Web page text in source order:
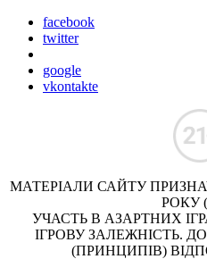
facebook
twitter
google
vkontakte
МАТЕРІАЛИ САЙТУ
РОКУ
УЧАСТЬ В АЗАРТНИХ
ІГРОВУ ЗАЛЕЖНІСТЬ.
(ПРИНЦИПІВ)